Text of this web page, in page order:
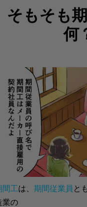
そもそも
何
間工は、 期間従業員 と
業の